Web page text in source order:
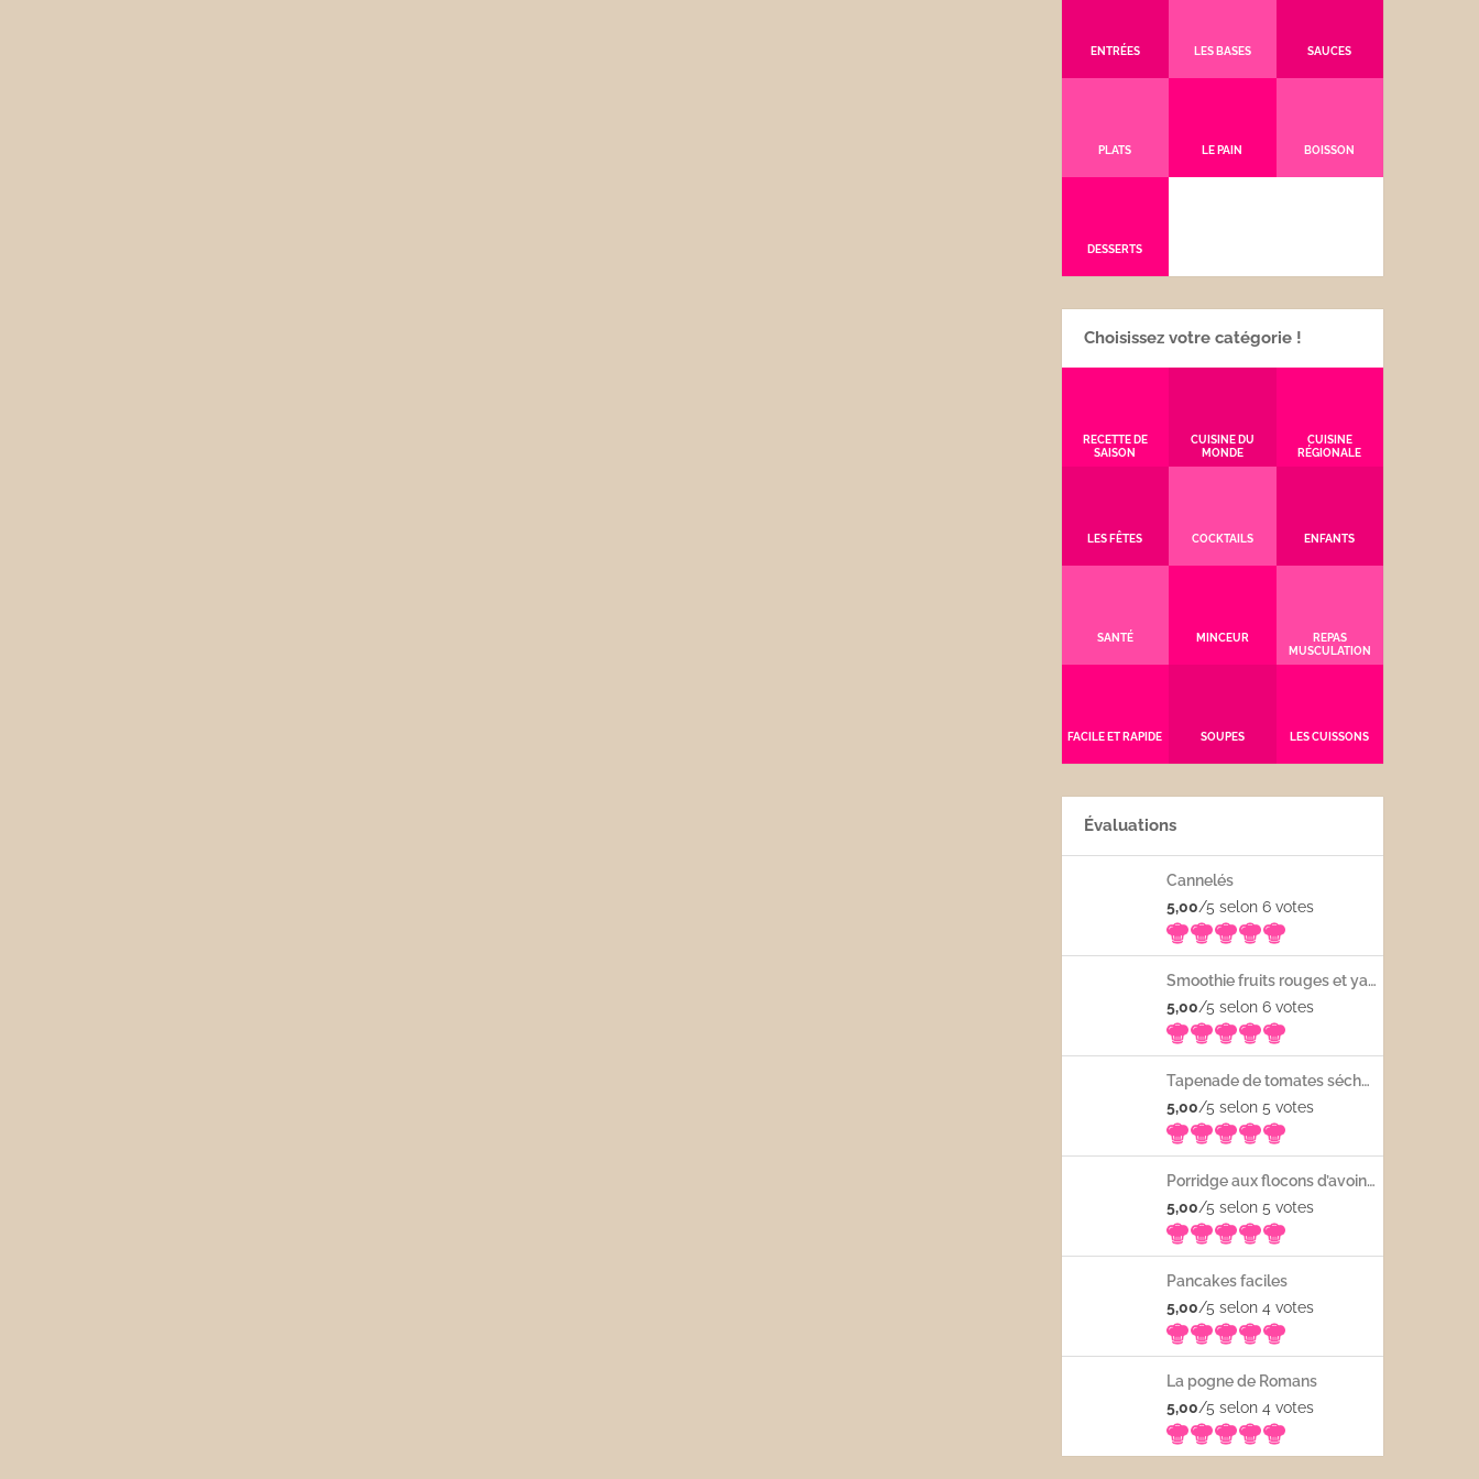
ENTRÉES LES BASES SAUCES
PLATS LE PAIN BOISSON
DESSERTS
Choisissez votre catégorie !
RECETTE DE
SAISON
CUISINE DU
MONDE
CUISINE
RÉGIONALE
LES FÊTES COCKTAILS ENFANTS
SANTÉ MINCEUR
REPAS
MUSCULATION
FACILE ET RAPIDE SOUPES LES CUISSONS
Évaluations
Cannelés
5,00/5 selon 6 votes
Smoothie fruits rouges et yaourt
5,00/5 selon 6 votes
Tapenade de tomates séchées
5,00/5 selon 5 votes
Porridge aux flocons d’avoine avec les fruits frais
5,00/5 selon 5 votes
Pancakes faciles
5,00/5 selon 4 votes
La pogne de Romans
5,00/5 selon 4 votes